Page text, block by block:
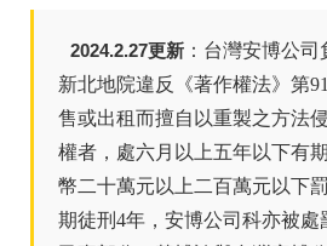
2024.2.27更新 ：台灣安博公
新北地院違反《著作權法》第
售或出租而擅自以重製之方法
權者，處六月以上五年以下有
幣二十萬元以上二百萬元以下
期徒刑4年，安博公司科亦被處